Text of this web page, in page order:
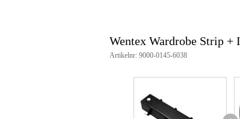
Wentex Wardrobe Strip
Artikelnr: 9000-0145-6038